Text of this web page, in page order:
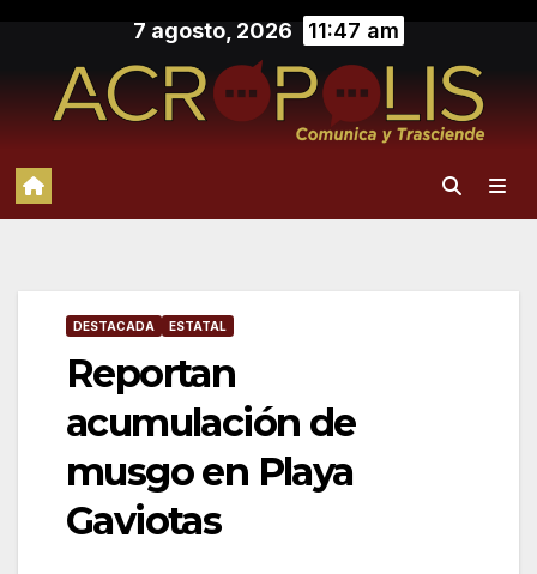
contenido
7 agosto, 2026 11:47 am
DESTACADA ESTATAL
Reportan
acumulación de
musgo en Playa
Gaviotas